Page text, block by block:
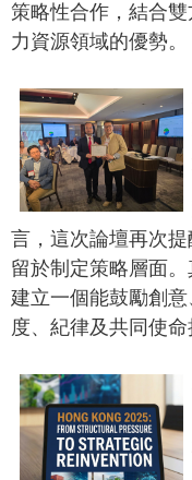
策略性合作，結合
力資源領域的優勢。
言，這次論壇再次
留於制定策略層面
建立一個能鼓勵創
度、紀律及共同使命